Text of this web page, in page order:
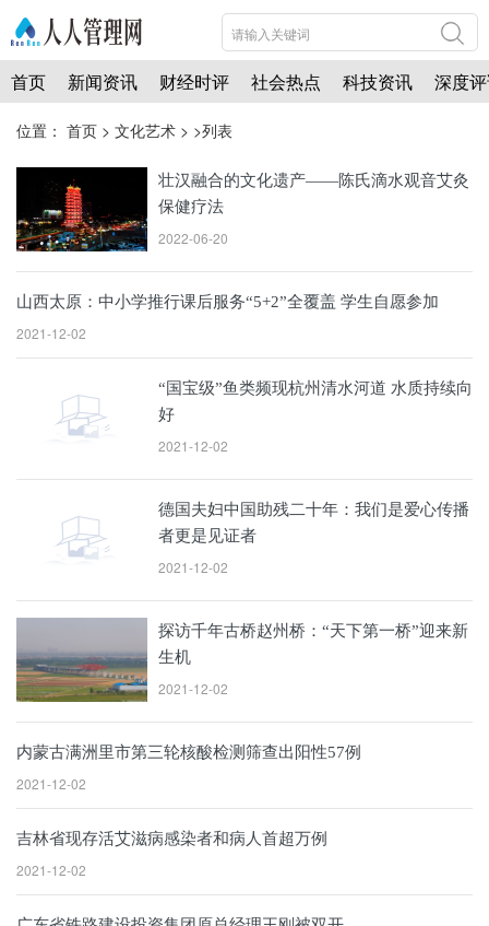
首页 新闻资讯 财经时评 社会热点 科技资讯 深度
位置： 首页 > 文化艺术 > >列表
壮汉融合的文化遗产——陈氏滴水观音艾灸
保健疗法
2022-06-20
山西太原：中小学推行课后服务“5+2”全覆盖 学生自愿参加
2021-12-02
“国宝级”鱼类频现杭州清水河道 水质持续向
好
2021-12-02
德国夫妇中国助残二十年：我们是爱心传播
者更是见证者
2021-12-02
探访千年古桥赵州桥：“天下第一桥”迎来新
生机
2021-12-02
内蒙古满洲里市第三轮核酸检测筛查出阳性57例
2021-12-02
吉林省现存活艾滋病感染者和病人首超万例
2021-12-02